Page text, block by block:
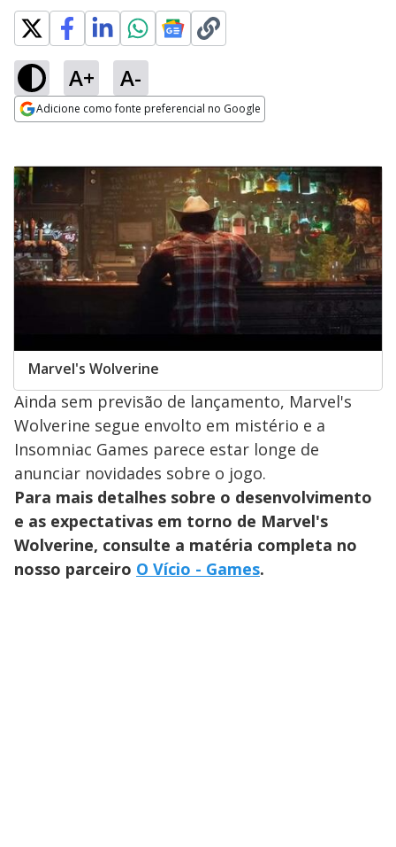
A+ A-
Adicione como fonte preferencial no Google
Marvel's Wolverine
Ainda sem previsão de lançamento, Marvel's
Wolverine segue envolto em mistério e a
Insomniac Games parece estar longe de
anunciar novidades sobre o jogo.
Para mais detalhes sobre o desenvolvimento
e as expectativas em torno de Marvel's
Wolverine, consulte a matéria completa no
nosso parceiro O Vício - Games.